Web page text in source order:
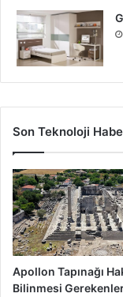
Son Teknoloji
Apollon Tapınağı
Bilinmesi